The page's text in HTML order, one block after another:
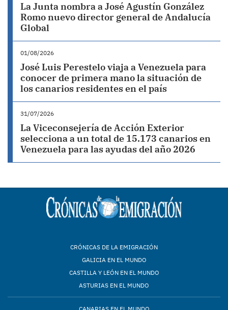
La Junta nombra a José Agustín González
Romo nuevo director general de Andalucía
Global
01/08/2026
José Luis Perestelo viaja a Venezuela para
conocer de primera mano la situación de
los canarios residentes en el país
31/07/2026
La Viceconsejería de Acción Exterior
selecciona a un total de 15.173 canarios en
Venezuela para las ayudas del año 2026
CRÓNICAS DE LA EMIGRACIÓN
GALICIA EN EL MUNDO
CASTILLA Y LEÓN EN EL MUNDO
ASTURIAS EN EL MUNDO